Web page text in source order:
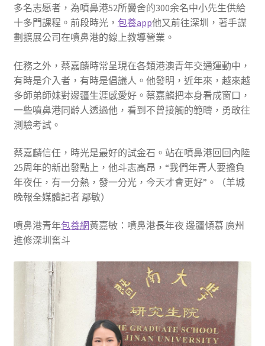
多名志愿者，為噴鼻港52所黌舍的300余名中小先生供給
十多門課程。前段時光， 包養app他又前往深圳，著手謀
劃擴展公司在噴鼻港的線上教導營業。
任務之外，蔡嘉麟時常呈現在各類港澳青年交通運動中，
有時是介入者，有時是倡議人。他發明，近年來，越來越
多師弟師妹對邊疆生涯感愛好。蔡嘉麟把本身看成窗口，
一些噴鼻港同齡人透過他，看到不曾接觸的範疇，勇敢往
測驗考試。
蔡嘉麟信任，時光是最好的試金石。站在噴鼻港回回內陸
25周年的新出發點上，他斗志高昂，“我們年青人要擔負
年夜任，有一分熱，發一分光，今天才會更好”。（羊城
晚報全媒體記者 鄢敏）
噴鼻港青年包養網黃嘉敏：噴鼻港長年夜 邊疆傾慕 廣州
進修深圳奮斗